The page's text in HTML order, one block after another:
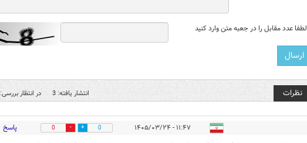
لطفا عدد مقابل را در جعبه متن وارد کنید
نظرات انتشار یافته: 3 در انتظار بررسی: 0
۱۱:۴۷ - ۱۴۰۵/۰۳/۲۴ 0
0 پاسخ